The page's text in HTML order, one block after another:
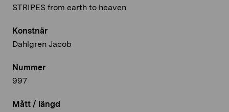
STRIPES from earth to heaven
Konstnär
Dahlgren Jacob
Nummer
997
Mått / längd